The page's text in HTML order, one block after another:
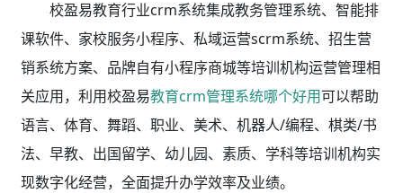
校盈易教育行业crm系统集成教务管理系统、智能排
课软件、家校服务小程序、私域运营scrm系统、招生营
销系统方案、品牌自有小程序商城等培训机构运营管理相
关应用，利用校盈易教育crm管理系统哪个好用可以帮助
语言、体育、舞蹈、职业、美术、机器人/编程、棋类/书
法、早教、出国留学、幼儿园、素质、学科等培训机构实
现数字化经营，全面提升办学效率及业绩。